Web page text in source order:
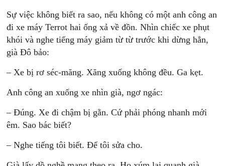
Sự việc không biết ra sao, nếu không có một anh công an
đi xe máy Terrot hai ống xả về đồn. Nhìn chiếc xe phụt
khói và nghe tiếng máy giảm từ từ trước khi dừng hẳn,
già Đô bảo:
– Xe bị rơ séc-măng. Xăng xuống không đều. Ga kẹt.
Anh công an xuống xe nhìn già, ngơ ngác:
– Đúng. Xe đi chậm bị gằn. Cứ phải phóng nhanh mới
êm. Sao bác biết?
– Nghe tiếng tôi biết. Để tôi sửa cho.